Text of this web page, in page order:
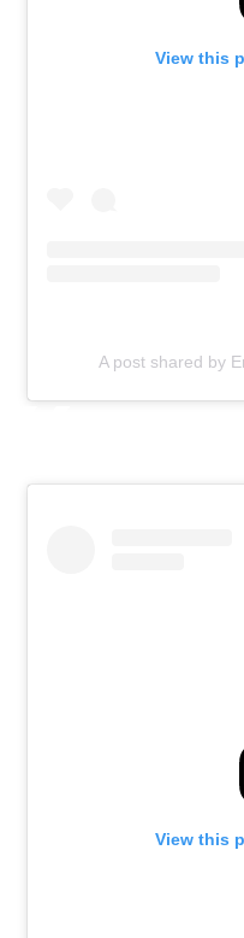
View this
A post shared by
View this